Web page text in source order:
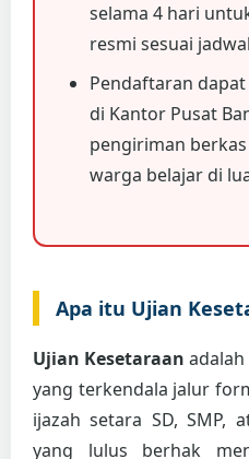
selama 4 hari
resmi sesuai
Pendaftaran
di Kantor Pusat
pengiriman berkas
warga belajar di
Apa itu Ujian
Ujian Kesetaraan
yang terkendala jalur
ijazah setara SD, SMP,
yang lulus berhak